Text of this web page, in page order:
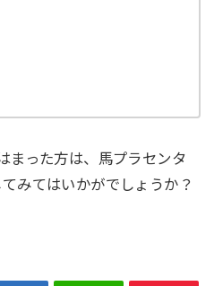
まった方は、馬プラセンタ
みてはいかがでしょうか？